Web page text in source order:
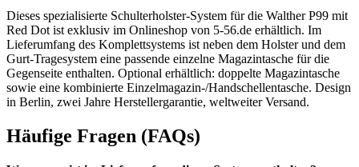
Dieses spezialisierte Schulterholster-System für die Walther P99 mit
Red Dot ist exklusiv im Onlineshop von 5-56.de erhältlich. Im
Lieferumfang des Komplettsystems ist neben dem Holster und dem
Gurt-Tragesystem eine passende einzelne Magazintasche für die
Gegenseite enthalten. Optional erhältlich: doppelte Magazintasche
sowie eine kombinierte Einzelmagazin-/Handschellentasche. Design
in Berlin, zwei Jahre Herstellergarantie, weltweiter Versand.
Häufige Fragen (FAQs)